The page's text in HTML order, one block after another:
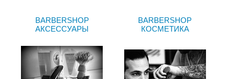
BARBERSHOP
АКСЕССУАРЫ
BARBERSHOP
КОСМЕТИКА